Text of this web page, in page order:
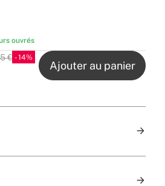
ouvrés
€ 14
Ajouter au panier